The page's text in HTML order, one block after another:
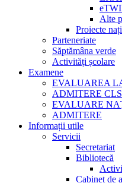
Alte
Proiecte
Parteneriate
Săptămâna verde
Activități școlare
Examene
EVALUAREA
ADMITERE
EVALUARE
ADMITERE
Informații utile
Servicii
Secretariat
Bibliotecă
Cabinet de